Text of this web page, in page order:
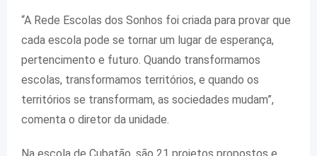
“A Rede Escolas dos Sonhos foi criada para provar que
cada escola pode se tornar um lugar de esperança,
pertencimento e futuro. Quando transformamos
escolas, transformamos territórios, e quando os
territórios se transformam, as sociedades mudam”,
comenta o diretor da unidade.
Na escola de Cubatão, são 21 projetos propostos e